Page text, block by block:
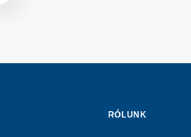
RÓLUNK